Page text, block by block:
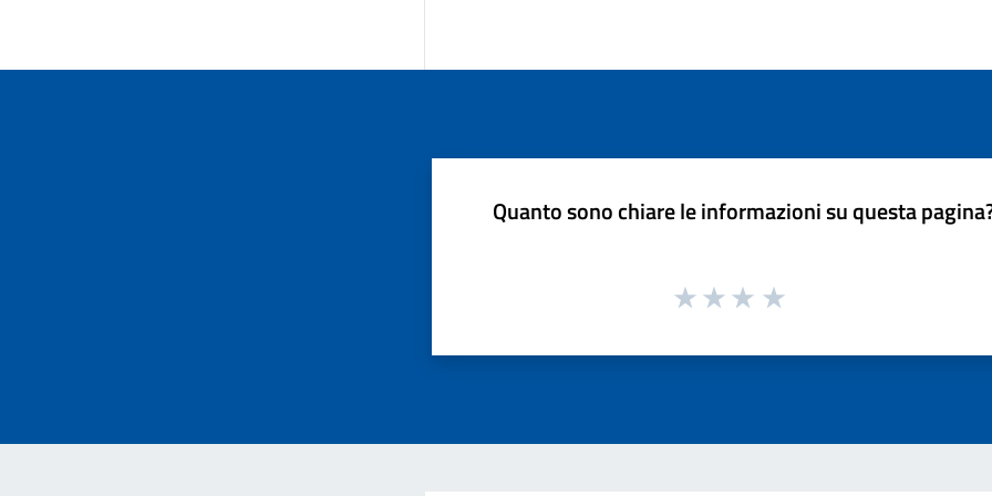
Quanto sono chiare le informazioni su questa